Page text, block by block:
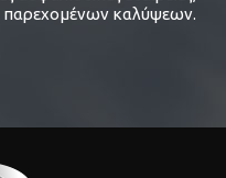
καλύψεων.